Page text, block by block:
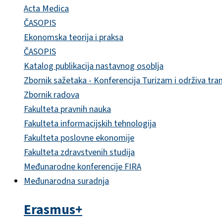
Acta Medica
ČASOPIS
Ekonomska teorija i praksa
ČASOPIS
Katalog publikacija nastavnog osoblja
Zbornik sažetaka - Konferencija Turizam i održiva
Zbornik radova
Fakulteta pravnih nauka
Fakulteta informacijskih tehnologija
Fakulteta poslovne ekonomije
Fakulteta zdravstvenih studija
Međunarodne konferencije FIRA
Međunarodna suradnja
Erasmus+